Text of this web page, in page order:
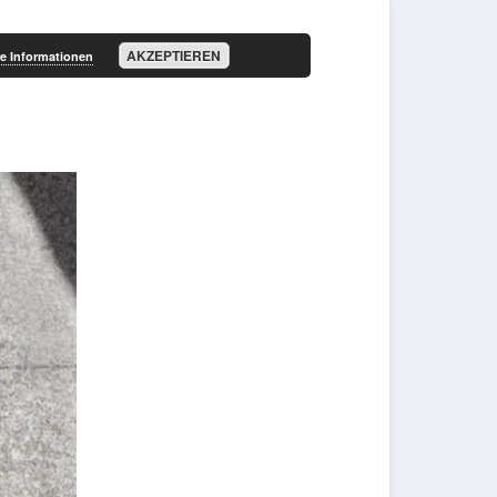
Informationen AKZEPTIEREN